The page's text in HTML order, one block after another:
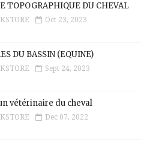
TOPOGRAPHIQUE DU CHEVAL
Oct 23, 2023
DU BASSIN (EQUINE)
Sept 24, 2023
vétérinaire du cheval
Dec 07, 2022